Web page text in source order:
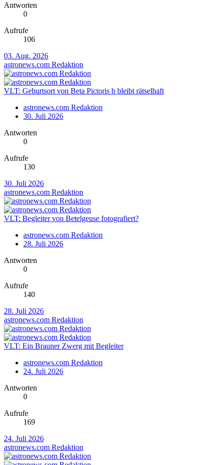
Antworten
0
Aufrufe
106
03. Aug. 2026
astronews.com Redaktion
VLT: Geburtsort von Beta Pictoris b bleibt rätselhaft
astronews.com Redaktion
30. Juli 2026
Antworten
0
Aufrufe
130
30. Juli 2026
astronews.com Redaktion
VLT: Begleiter von Betelgeuse fotografiert?
astronews.com Redaktion
28. Juli 2026
Antworten
0
Aufrufe
140
28. Juli 2026
astronews.com Redaktion
VLT: Ein Brauner Zwerg mit Begleiter
astronews.com Redaktion
24. Juli 2026
Antworten
0
Aufrufe
169
24. Juli 2026
astronews.com Redaktion